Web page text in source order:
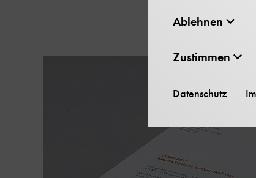
Ablehnen
Zustimmen
Datenschutz